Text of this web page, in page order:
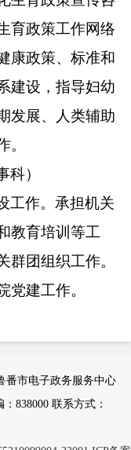
育政策工作网络
康政策、标准和
建设，指导妇幼
发展、人类辅助
。
科）
工作。承担机关
教育培训等工
群团组织工作。
党建工作。
番市电子政务服务中心
838000 联系方式：